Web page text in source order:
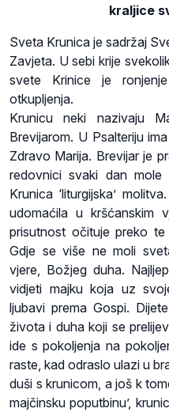
kraljice
Sveta Krunica je sadržaj
Zavjeta. U sebi krije
svete Krinice je
otkupljenja.
Krunicu neki nazivaju
Brevijarom. U Psalteriju
Zdravo Marija. Brevijar je
redovnici svaki dan
Krunica ‘liturgijska’
udomaćila u kršćanskim
prisutnost očituje preko
Gdje se više ne moli
vjere, Božjeg duha.
vidjeti majku koja uz
ljubavi prema Gospi.
života i duha koji se
ide s pokoljenja na
raste, kad odraslo ulazi u
duši s krunicom, a još k
majčinsku poputbinu’,